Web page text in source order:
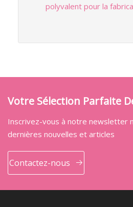
polyvalent pour la
Votre Sélection Parfaite
Inscrivez-vous à notre newsletter
dernières nouvelles et articles
Contactez-nous